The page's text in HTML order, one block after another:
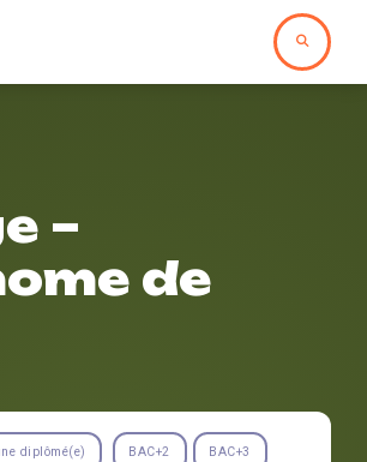
–
de
diplômé(e) BAC+2 BAC+3